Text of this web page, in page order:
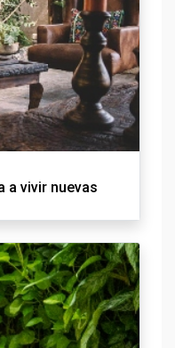
a vivir nuevas